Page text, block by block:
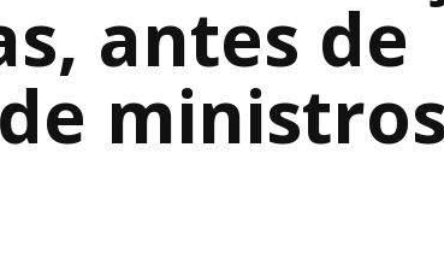
antes de